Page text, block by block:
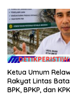
Harkamtibmas
Ketua Umum
Rakyat Lintas
BPK, BPKP, dan